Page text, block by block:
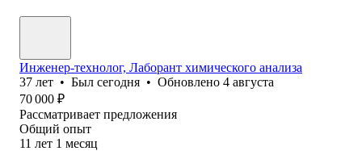
Инженер-технолог, Лаборант химического анализа
37 лет • Был сегодня • Обновлено 4 августа
70 000 ₽
Рассматривает предложения
Общий опыт
11 лет 1 месяц